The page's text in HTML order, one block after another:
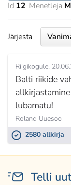
Id 12 Menetleja
Järjesta
Riigikogule
Balti riikide
lubamatu!
Roland Uuesoo
2580 allkirja
Telli